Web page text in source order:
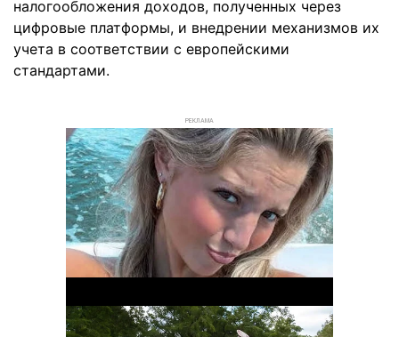
налогообложения доходов, полученных через
цифровые платформы, и внедрении механизмов их
учета в соответствии с европейскими
стандартами.
РЕКЛАМА